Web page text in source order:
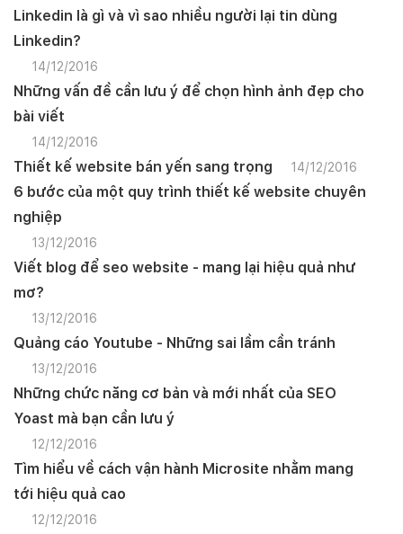
Linkedin là gì và vì sao nhiều người lại tin dùng
Linkedin?
14/12/2016
Những vấn đề cần lưu ý để chọn hình ảnh đẹp cho
bài viết
14/12/2016
Thiết kế website bán yến sang trọng 14/12/2016
6 bước của một quy trình thiết kế website chuyên
nghiệp
13/12/2016
Viết blog để seo website - mang lại hiệu quả như
mơ?
13/12/2016
Quảng cáo Youtube - Những sai lầm cần tránh
13/12/2016
Những chức năng cơ bản và mới nhất của SEO
Yoast mà bạn cần lưu ý
12/12/2016
Tìm hiểu về cách vận hành Microsite nhằm mang
tới hiệu quả cao
12/12/2016